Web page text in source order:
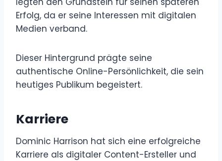
Erfolg, da er seine Interessen mit digitalen
Medien verband.
Dieser Hintergrund prägte seine
authentische Online-Persönlichkeit, die sein
heutiges Publikum begeistert.
Karriere
Dominic Harrison hat sich eine erfolgreiche
Karriere als digitaler Content-Ersteller und